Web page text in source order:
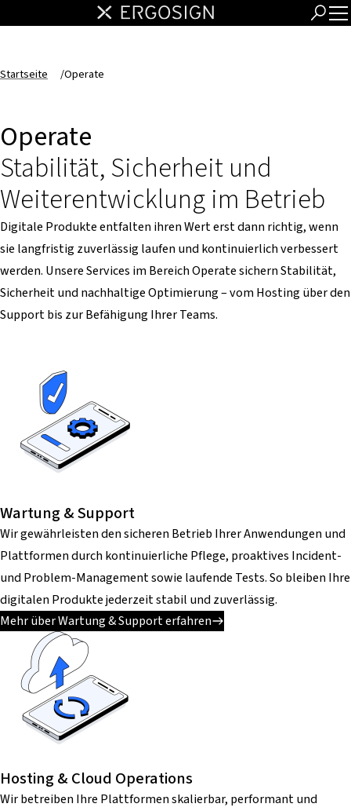
Startseite /Operate
Operate
Stabilität, Sicherheit und
Weiterentwicklung im Betrieb
Digitale Produkte entfalten ihren Wert erst dann richtig, wenn
sie langfristig zuverlässig laufen und kontinuierlich verbessert
werden. Unsere Services im Bereich Operate sichern Stabilität,
Sicherheit und nachhaltige Optimierung – vom Hosting über den
Support bis zur Befähigung Ihrer Teams.
Wartung & Support
Wir gewährleisten den sicheren Betrieb Ihrer Anwendungen und
Plattformen durch kontinuierliche Pflege, proaktives Incident-
und Problem-Management sowie laufende Tests. So bleiben Ihre
digitalen Produkte jederzeit stabil und zuverlässig.
Mehr über Wartung & Support erfahren
Hosting & Cloud Operations
Wir betreiben Ihre Plattformen skalierbar, performant und